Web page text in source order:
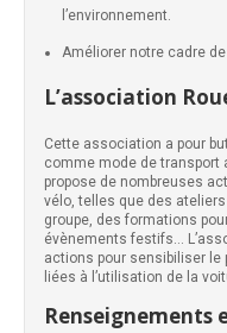
l’environnement.
Améliorer notre cadre de
L’association
Cette association a pour
comme mode de transport
propose de nombreuses
vélo, telles que des
groupe, des formations
évènements festifs…
actions pour sensibiliser le
liées à l’utilisation de la
Renseignements